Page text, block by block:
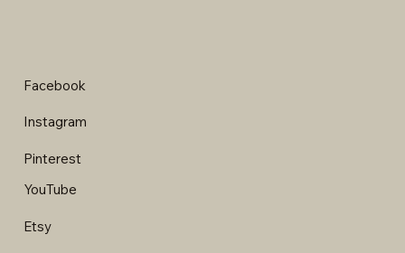
Facebook
Instagram
Pinterest
YouTube
Etsy